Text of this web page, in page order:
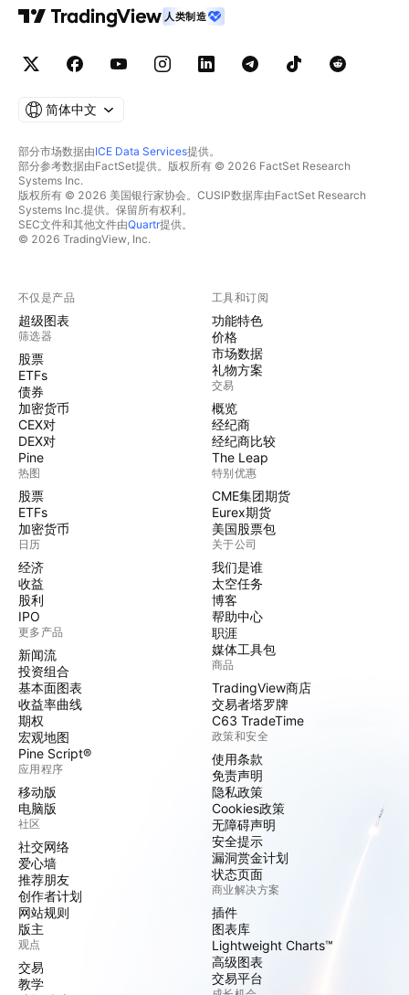
人类制造
简体中文
部分市场数据由ICE Data Services提供。
部分参考数据由FactSet提供。版权所有 © 2026 FactSet Research
Systems Inc.
版权所有 © 2026 美国银行家协会。CUSIP数据库由FactSet Research
Systems Inc.提供。保留所有权利。
SEC文件和其他文件由Quartr提供。
© 2026 TradingView, Inc.
不仅是产品
超级图表
筛选器
股票
ETFs
债券
加密货币
CEX对
DEX对
Pine
热图
股票
ETFs
加密货币
日历
经济
收益
股利
IPO
更多产品
新闻流
投资组合
基本面图表
收益率曲线
期权
宏观地图
Pine Script®
应用程序
移动版
电脑版
社区
社交网络
爱心墙
推荐朋友
创作者计划
网站规则
版主
观点
交易
教学
工具和订阅
功能特色
价格
市场数据
礼物方案
交易
概览
经纪商
经纪商比较
The Leap
特别优惠
CME集团期货
Eurex期货
美国股票包
关于公司
我们是谁
太空任务
博客
帮助中心
职涯
媒体工具包
商品
TradingView商店
交易者塔罗牌
C63 TradeTime
政策和安全
使用条款
免责声明
隐私政策
Cookies政策
无障碍声明
安全提示
漏洞赏金计划
状态页面
商业解决方案
插件
图表库
Lightweight Charts™
高级图表
交易平台